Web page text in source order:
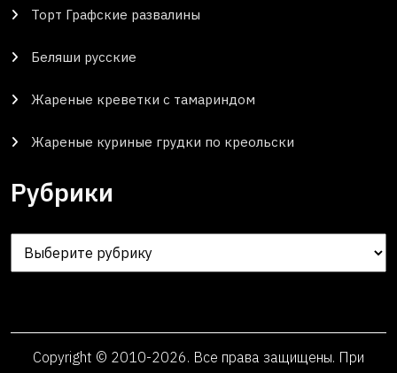
Торт Графские развалины
Беляши русские
Жареные креветки с тамариндом
Жареные куриные грудки по креольски
Рубрики
Рубрики
Copyright © 2010-2026. Все права защищены. При